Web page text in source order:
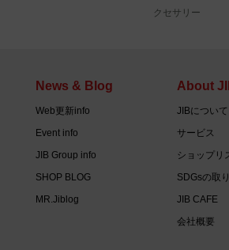
クセサリー
News & Blog
Web更新info
Event info
JIB Group info
SHOP BLOG
MR.Jiblog
About
JIBについて
サービス
ショップリ
SDGsの取
JIB CAFE
会社概要